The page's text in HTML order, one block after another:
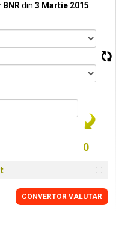
din 3 Martie 2015:
CONVERTOR VALUTAR